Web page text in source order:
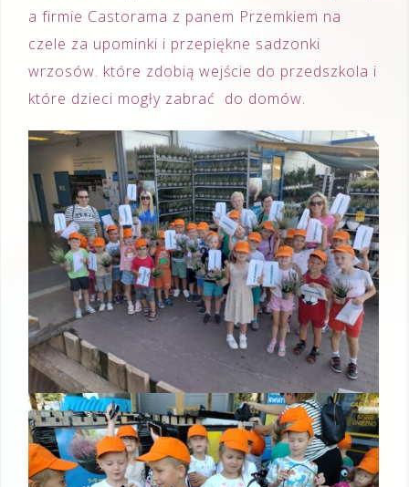
a firmie Castorama z panem Przemkiem na
czele za upominki i przepiękne sadzonki
wrzosów. które zdobią wejście do przedszkola i
które dzieci mogły zabrać do domów.